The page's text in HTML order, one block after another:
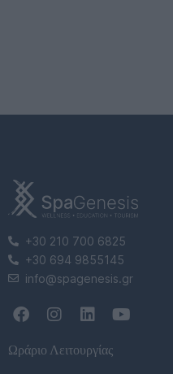
+30 210 700 6825
+30 694 9855145
info@spagenesis.gr
Ωράριο Λειτουργίας